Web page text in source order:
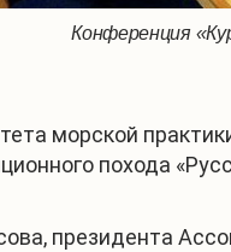
Конференция
морской
похода
президента